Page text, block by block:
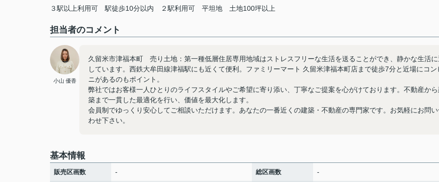
３駅以上利用可 駅徒歩10分以内 ２駅利用可 平坦地 土地100坪以上
担当者のコメント
小山 優香
久留米市津福本町 売り土地：第一種低層住居専用地域はストレスフリーな生活を送ることができ、静かな生活
しています。西鉄大牟田線津福駅にも近くて便利。ファミリーマート 久留米津福本町店まで徒歩7分と近場にコン
ニがあるのもポイント。
弊社ではお客様一人ひとりのライフスタイルやご希望に寄り添い、丁寧なご提案を心がけております。不動産か
築まで一貫した最適化を行い、価値を最大化します。
会員制でゆっくり安心してご相談いただけます。あなたの一番近くの建築・不動産の専門家です。お気軽にお問
わせ下さい。
基本情報
販売区画数 - 総区画数 -